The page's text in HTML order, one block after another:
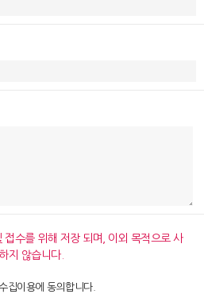
수를 위해 저장 되며, 이외 목적으로 사
지 않습니다.
집이용에 동의합니다.